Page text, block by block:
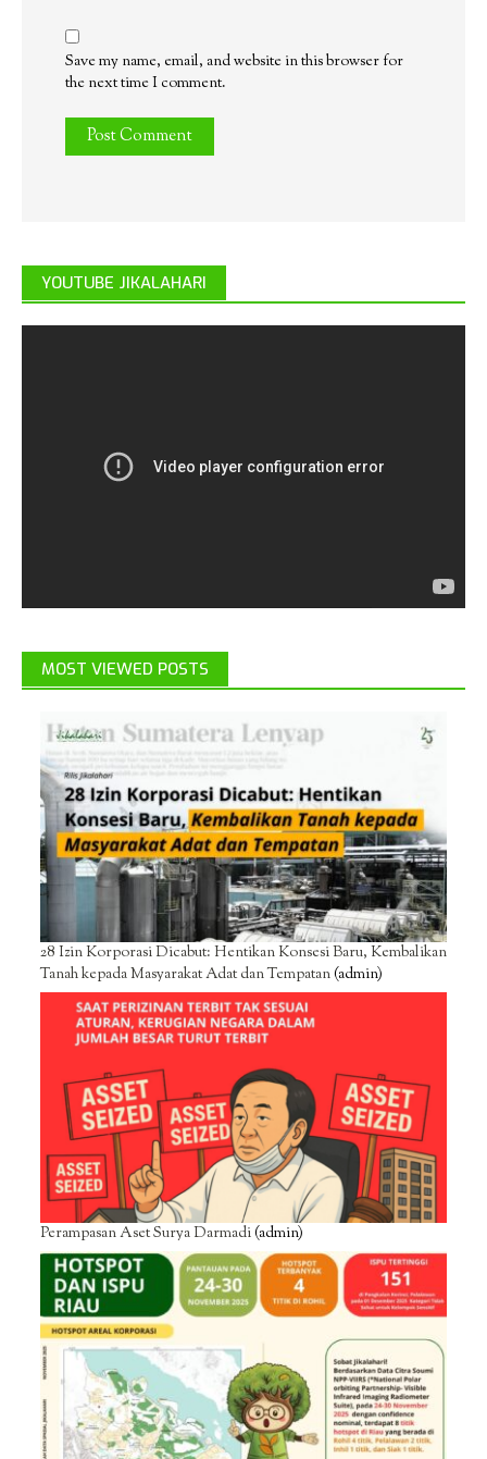
Save my name, email, and website in this browser for
the next time I comment.
YOUTUBE JIKALAHARI
MOST VIEWED POSTS
28 Izin Korporasi Dicabut: Hentikan Konsesi Baru, Kembalikan
Tanah kepada Masyarakat Adat dan Tempatan(admin)
Perampasan Aset Surya Darmadi(admin)